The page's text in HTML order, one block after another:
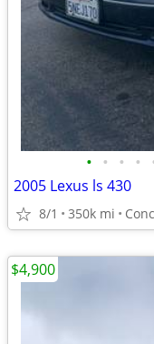
• • • •
2005 Lexus ls 430
8/1 350k mi
$4,900